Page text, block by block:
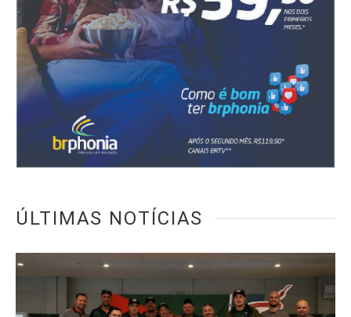
ÚLTIMAS NOTÍCIAS